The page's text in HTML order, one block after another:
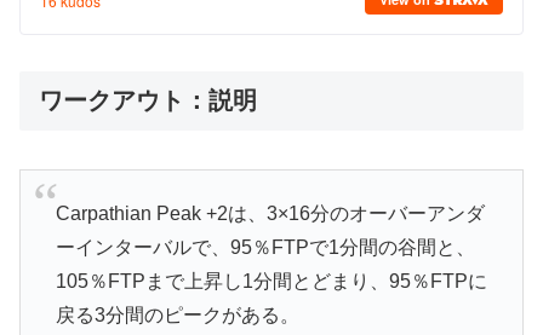
ワークアウト：説明
Carpathian Peak +2は、3×16分のオーバーアンダ
ーインターバルで、95％FTPで1分間の谷間と、
105％FTPまで上昇し1分間とどまり、95％FTPに
戻る3分間のピークがある。